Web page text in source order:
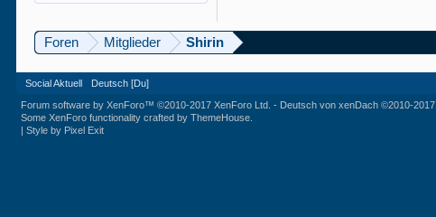
Foren Mitglieder Shirin
Social Aktuell Deutsch [Du]
Forum software by XenForo™©2010-2017 XenForo Ltd. - Deutsch von xenDach©2010-2017
Some XenForo functionality crafted byThemeHouse
|Style by Pixel Exit